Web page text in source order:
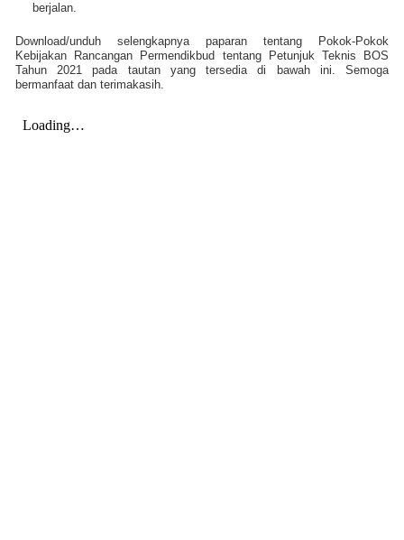
berjalan.
Download/unduh selengkapnya paparan tentang
Pokok-Pokok
Kebijakan Rancangan Permendikbud tentang Petunjuk Teknis BOS
Tahun 2021 pada tautan yang tersedia di bawah ini. Semoga
bermanfaat dan terimakasih.